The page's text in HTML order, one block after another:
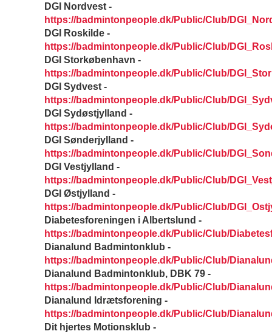
DGI Nordvest -
https://badmintonpeople.dk/Public/Club/
DGI Roskilde -
https://badmintonpeople.dk/Public/Club/
DGI Storkøbenhavn -
https://badmintonpeople.dk/Public/Club/
DGI Sydvest -
https://badmintonpeople.dk/Public/Club/
DGI Sydøstjylland -
https://badmintonpeople.dk/Public/Club/
DGI Sønderjylland -
https://badmintonpeople.dk/Public/Club/
DGI Vestjylland -
https://badmintonpeople.dk/Public/Club/
DGI Østjylland -
https://badmintonpeople.dk/Public/Club/
Diabetesforeningen i Albertslund -
https://badmintonpeople.dk/Public/Club/
Dianalund Badmintonklub -
https://badmintonpeople.dk/Public/Club/
Dianalund Badmintonklub, DBK 79 -
https://badmintonpeople.dk/Public/Club/
Dianalund Idrætsforening -
https://badmintonpeople.dk/Public/Club/
Dit hjertes Motionsklub -